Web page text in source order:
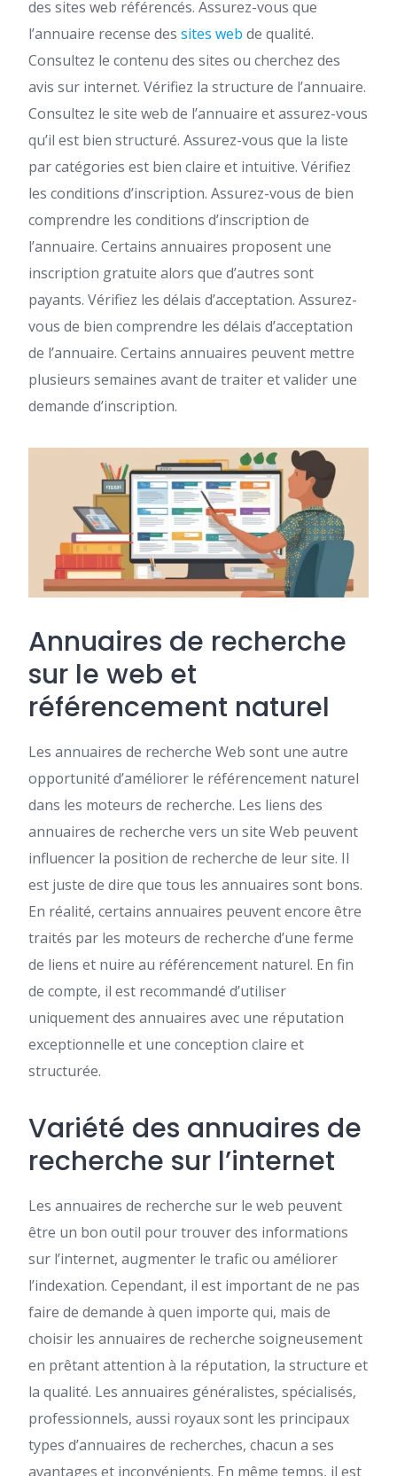
des sites web référencés. Assurez-vous que
l’annuaire recense des sites web de qualité.
Consultez le contenu des sites ou cherchez des
avis sur internet. Vérifiez la structure de l’annuaire.
Consultez le site web de l’annuaire et assurez-vous
qu’il est bien structuré. Assurez-vous que la liste
par catégories est bien claire et intuitive. Vérifiez
les conditions d’inscription. Assurez-vous de bien
comprendre les conditions d’inscription de
l’annuaire. Certains annuaires proposent une
inscription gratuite alors que d’autres sont
payants. Vérifiez les délais d’acceptation. Assurez-
vous de bien comprendre les délais d’acceptation
de l’annuaire. Certains annuaires peuvent mettre
plusieurs semaines avant de traiter et valider une
demande d’inscription.
Annuaires de recherche
sur le web et
référencement naturel
Les annuaires de recherche Web sont une autre
opportunité d’améliorer le référencement naturel
dans les moteurs de recherche. Les liens des
annuaires de recherche vers un site Web peuvent
influencer la position de recherche de leur site. Il
est juste de dire que tous les annuaires sont bons.
En réalité, certains annuaires peuvent encore être
traités par les moteurs de recherche d’une ferme
de liens et nuire au référencement naturel. En fin
de compte, il est recommandé d’utiliser
uniquement des annuaires avec une réputation
exceptionnelle et une conception claire et
structurée.
Variété des annuaires de
recherche sur l’internet
Les annuaires de recherche sur le web peuvent
être un bon outil pour trouver des informations
sur l’internet, augmenter le trafic ou améliorer
l’indexation. Cependant, il est important de ne pas
faire de demande à quen importe qui, mais de
choisir les annuaires de recherche soigneusement
en prêtant attention à la réputation, la structure et
la qualité. Les annuaires généralistes, spécialisés,
professionnels, aussi royaux sont les principaux
types d’annuaires de recherches, chacun a ses
avantages et inconvénients. En même temps, il est